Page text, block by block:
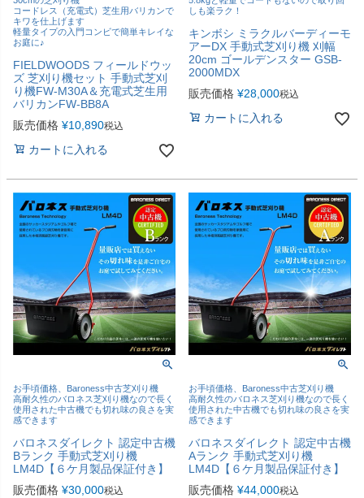
コードレス（充電式）芝生用バリカンで
キワを仕上げます
軽量タイプの入門コンビで簡単キレイな
お庭に♪
FIELDWOODS フィールドウッ
ズ 芝刈り機セット 手動式芝刈
り機FW-M30A＆充電式芝生用
バリカンFW-BB8A
販売価格 ¥10,890税込
カートに入れる
しも楽ラク！
キンボシ ミラクルバーディーモ
アーDX 手動式芝刈り機 刈幅
20cm ゴールデンスター GSB-
2000MDX
販売価格 ¥28,000税込
カートに入れる
お手頃価格、Baroness中古芝刈り機
高耐久性のバロネス芝刈り機なので長く
使用された中古機でも切れ味の良さを実
感できます
バロネスダイレクト 認定中古機
Bランク 手動式芝刈り機
LM4D【６ケ月製品保証付き】
販売価格 ¥30,000税込
お手頃価格、Baroness中古芝刈り機
高耐久性のバロネス芝刈り機なので長く
使用された中古機でも切れ味の良さを実
感できます
バロネスダイレクト 認定中古機
Aランク 手動式芝刈り機
LM4D【６ケ月製品保証付き】
販売価格 ¥44,000税込